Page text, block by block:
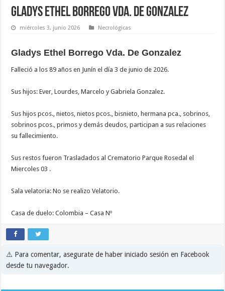
Gladys Ethel Borrego Vda. De Gonzalez
miércoles 3, junio 2026 Necrológicas
Gladys Ethel Borrego Vda. De Gonzalez
Falleció a los 89 años en Junín el día 3 de junio de 2026.
Sus hijos: Ever, Lourdes, Marcelo y Gabriela Gonzalez.
Sus hijos pcos., nietos, nietos pcos., bisnieto, hermana pca., sobrinos,
sobrinos pcos., primos y demás deudos, participan a sus relaciones
su fallecimiento.
Sus restos fueron Trasladados al Crematorio Parque Rosedal el
Miercoles 03 .
Sala velatoria: No se realizo Velatorio.
Casa de duelo: Colombia – Casa Nº
⚠️ Para comentar, asegurate de haber iniciado sesión en Facebook
desde tu navegador.